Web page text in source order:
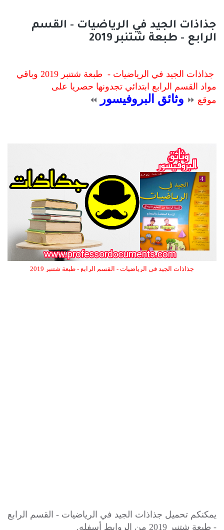
جذاذات الجيد في الرياضيات - القسم
الرابع - طبعة شتنبر 2019
جذاذات الجيد في الرياضيات - طبعة شتنبر 2019 وباقي
مواد القسم الرابع ابتدائي تجدونها حصريا على
موقع ⏩ وثائق البروفيسور ⏪
جذاذات الجيد في الرياضيات - القسم الرابع - طبعة شتنبر 2019
يمكنكم تحميل جذاذات الجيد في الرياضيات - القسم الرابع
- طبعة شتنبر 2019 من الروابط أسفله.